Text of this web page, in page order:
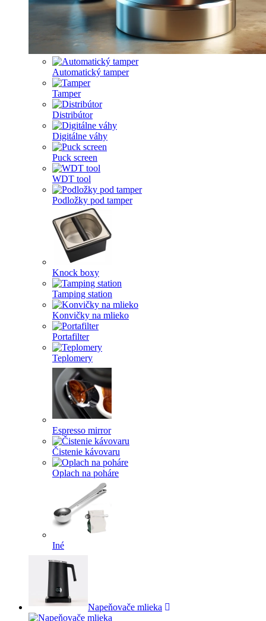
Automatický tamper
Tamper
Distribútor
Digitálne váhy
Puck screen
WDT tool
Podložky pod tamper
Knock boxy
Tamping station
Konvičky na mlieko
Portafilter
Teplomery
Espresso mirror
Čistenie kávovaru
Oplach na poháre
Iné
Napeňovače mlieka